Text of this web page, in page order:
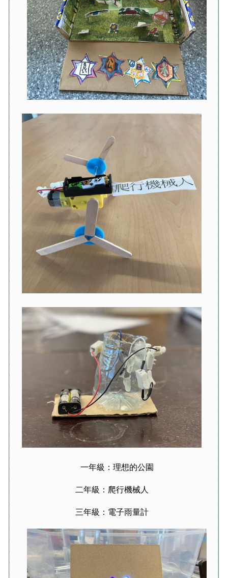
一年級：理想的公園
二年級：爬行機械人
三年級：電子雨量計